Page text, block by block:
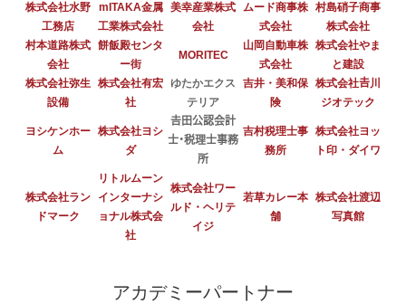
株式会社水野
工務店
mITAKA金属
工業株式会社
美幸産業株式
会社
ムード商事株
式会社
村島硝子商事
株式会社
村本道路株式
会社
餅飯殿センタ
ー街
MORITEC
山岡自動車株
式会社
株式会社やま
と建設
株式会社弥生
設備
株式会社有宏
社
ゆたかエクス
テリア
吉井・美和保
険
株式会社𠮷川
ジオテック
ヨシケンホー
ム
株式会社ヨシ
ダ
𠮷田公認会計
士・税理士事務
所
吉村税理士事
務所
株式会社ヨッ
ト印・ダイワ
株式会社ラン
ドマーク
リトルムーン
インターナシ
ョナル株式会
社
株式会社ワー
ルド・ヘリテ
イジ
若草カレー本
舗
株式会社渡辺
写真館
アカデミーパートナー